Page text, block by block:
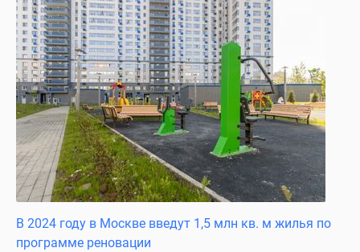
В 2024 году в Москве введут 1,5 млн кв. м жилья по
программе реновации